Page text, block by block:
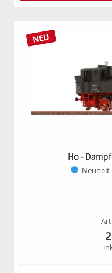
NEU
H0 -
Neuheit